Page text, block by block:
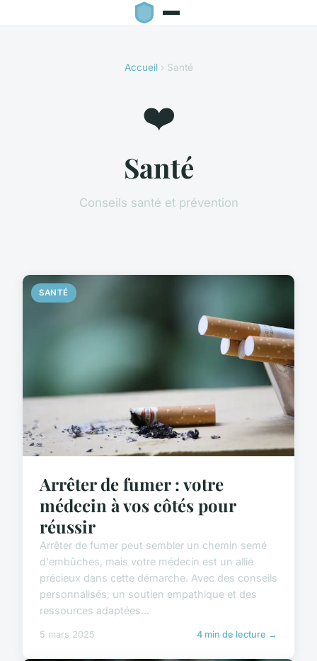
Accueil› Santé
❤️
Santé
Conseils santé et prévention
SANTÉ
Arrêter de fumer : votre
médecin à vos côtés pour
réussir
Arrêter de fumer peut sembler un chemin semé
d'embûches, mais votre médecin est un allié
précieux dans cette démarche. Avec des conseils
personnalisés, un soutien empathique et des
ressources adaptées...
5 mars 2025 4 min de lecture →